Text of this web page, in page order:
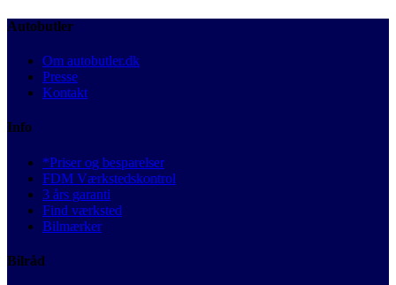
Autobutler
Om autobutler.dk
Presse
Kontakt
Info
*Priser og besparelser
FDM Værkstedskontrol
3 års garanti
Find værksted
Bilmærker
Bilråd